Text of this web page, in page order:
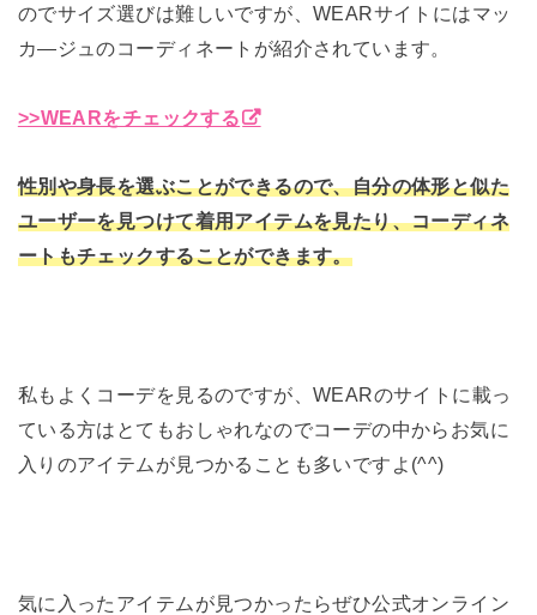
のでサイズ選びは難しいですが、WEARサイトにはマッ
カ―ジュのコーディネートが紹介されています。
>>WEARをチェックする
性別や身長を選ぶことができるので、自分の体形と似た
ユーザーを見つけて着用アイテムを見たり、コーディネ
ートもチェックすることができます。
私もよくコーデを見るのですが、WEARのサイトに載っ
ている方はとてもおしゃれなのでコーデの中からお気に
入りのアイテムが見つかることも多いですよ(^^)
気に入ったアイテムが見つかったらぜひ公式オンライン